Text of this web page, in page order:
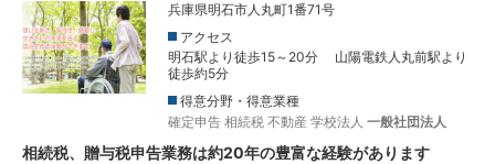
兵庫県明石市人丸町1番71号
アクセス
明石駅より徒歩15～20分 山陽電鉄人丸前駅より
徒歩約5分
得意分野・得意業種
確定申告 相続税 不動産 学校法人 一般社団法人
相続税、贈与税申告業務は約20年の豊富な経験があります